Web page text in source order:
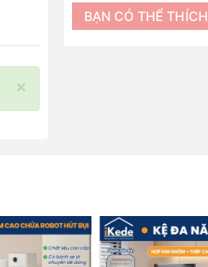
×
BẠN CÓ THỂ THÍCH